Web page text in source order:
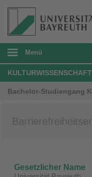
Menü
Bachelor-Studiengang
Gesetzlicher Name